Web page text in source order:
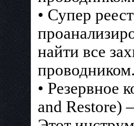
• Супер
найти все
• Резервное
and Restore)